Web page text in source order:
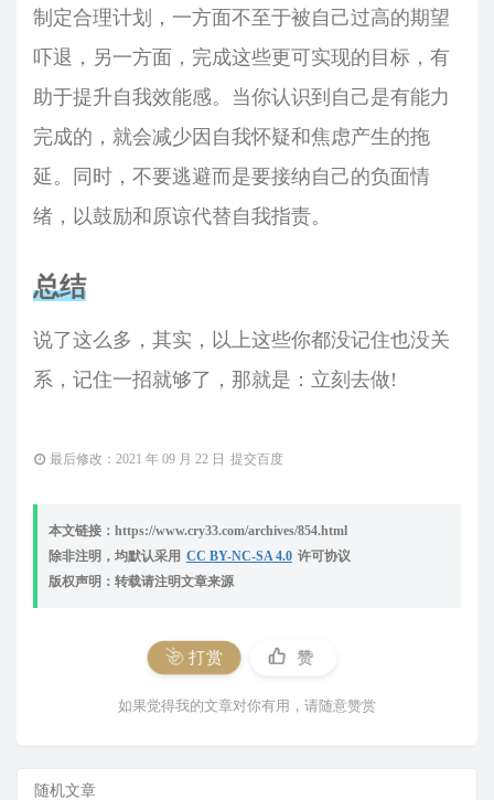
制定合理计划，一方面不至于被自己过高的期望
吓退，另一方面，完成这些更可实现的目标，有
助于提升自我效能感。当你认识到自己是有能力
完成的，就会减少因自我怀疑和焦虑产生的拖
延。同时，不要逃避而是要接纳自己的负面情
绪，以鼓励和原谅代替自我指责。
总结
说了这么多，其实，以上这些你都没记住也没关
系，记住一招就够了，那就是：立刻去做!
最后修改：2021 年 09 月 22 日 提交百度
本文链接：https://www.cry33.com/archives/854.html
除非注明，均默认采用 CC BY-NC-SA 4.0 许可协议
版权声明：转载请注明文章来源
打赏 赞
如果觉得我的文章对你有用，请随意赞赏
随机文章